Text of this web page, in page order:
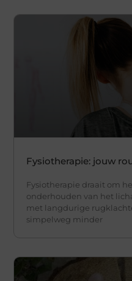
Fysiotherapie: jouw
Fysiotherapie draait om
onderhouden van het
met langdurige
simpelweg minder